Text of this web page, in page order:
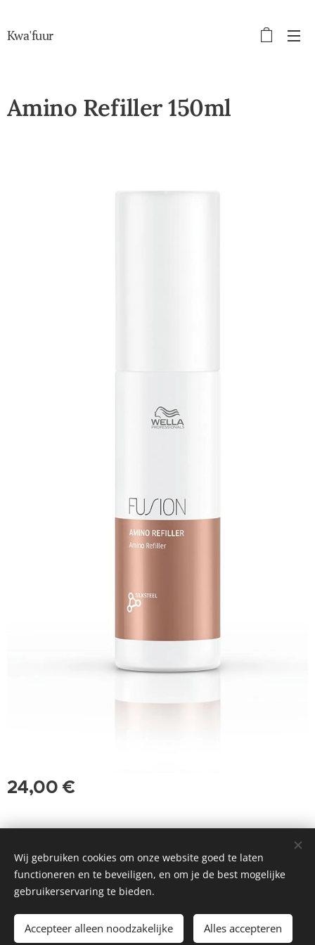
Kwa'fuur
Amino Refiller 150ml
24,00 €
Toevoegen aan de winkelwagen
Cookies
Wij gebruiken cookies om onze website goed te laten
functioneren en te beveiligen, en om je de best mogelijke
gebruikerservaring te bieden.
Accepteer alleen noodzakelijke Alles accepteren